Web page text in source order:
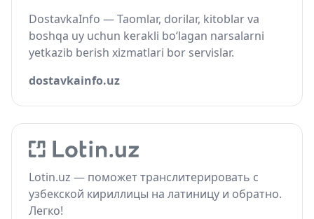
DostavkaInfo — Taomlar, dorilar, kitoblar va
boshqa uy uchun kerakli bo‘lagan narsalarni
yetkazib berish xizmatlari bor servislar.
dostavkainfo.uz
Lotin.uz — поможет транслитерировать с
узбекской кириллицы на латиницу и обратно.
Легко!